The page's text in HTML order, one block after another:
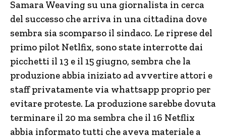
Samara Weaving su una giornalista in cerca
del successo che arriva in una cittadina dove
sembra sia scomparso il sindaco. Le riprese del
primo pilot Netlfix, sono state interrotte dai
picchetti il 13 e il 15 giugno, sembra che la
produzione abbia iniziato ad avvertire attori e
staff privatamente via whattsapp proprio per
evitare proteste. La produzione sarebbe dovuta
terminare il 20 ma sembra che il 16 Netflix
abbia informato tutti che aveva materiale a